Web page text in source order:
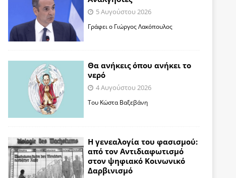
5 Αυγούστου 2026
Γράφει ο Γιώργος Λακόπουλος
Θα ανήκεις όπου ανήκει το
νερό
4 Αυγούστου 2026
Του Κώστα Βαξεβάνη
Η γενεαλογία του φασισμού:
από τον Αντιδιαφωτισμό
στον ψηφιακό Κοινωνικό
Δαρβινισμό